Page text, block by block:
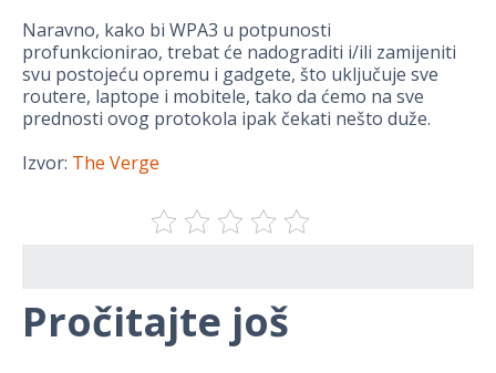
Naravno, kako bi WPA3 u potpunosti
profunkcionirao, trebat će nadograditi i/ili zamijeniti
svu postojeću opremu i gadgete, što uključuje sve
routere, laptope i mobitele, tako da ćemo na sve
prednosti ovog protokola ipak čekati nešto duže.
Izvor: The Verge
Pročitajte još